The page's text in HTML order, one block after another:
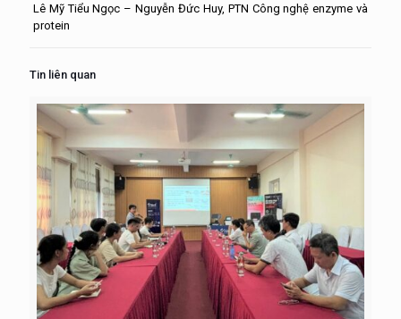
Lê Mỹ Tiểu Ngọc – Nguyễn Đức Huy, PTN Công nghệ enzyme và
protein
Tin liên quan